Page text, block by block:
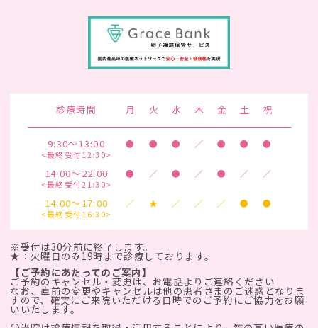
診療時間 月 火 水 木 金 土 祝
9:30～13:00
<最終受付12:30>
● ● ● ／ ● ● ●
14:00～22:00
<最終受付21:30>
● ／ ● ／ ● ／ ／
14:00～17:00
<最終受付16:30>
／ ★ ／ ／ ／ ● ●
※受付は30分前に終了します。
★：火曜日のみ19時まで診療しております。
【ご予約にあたってのご案内】
ご予約のキャンセル・変更は、お電話よりご連絡ください
なお、直前の変更やキャンセルは他の患者さまのご迷惑となりま
すので、確実にご来院いただける日時でのご予約にご協力をお願
いいたします。